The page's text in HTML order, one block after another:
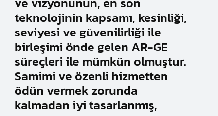
teknolojinin kapsamı, kesinliği,
seviyesi ve güvenilirliği ile
birleşimi önde gelen AR-GE
süreçleri ile mümkün olmuştur.
Samimi ve özenli hizmetten
ödün vermek zorunda
kalmadan iyi tasarlanmış,